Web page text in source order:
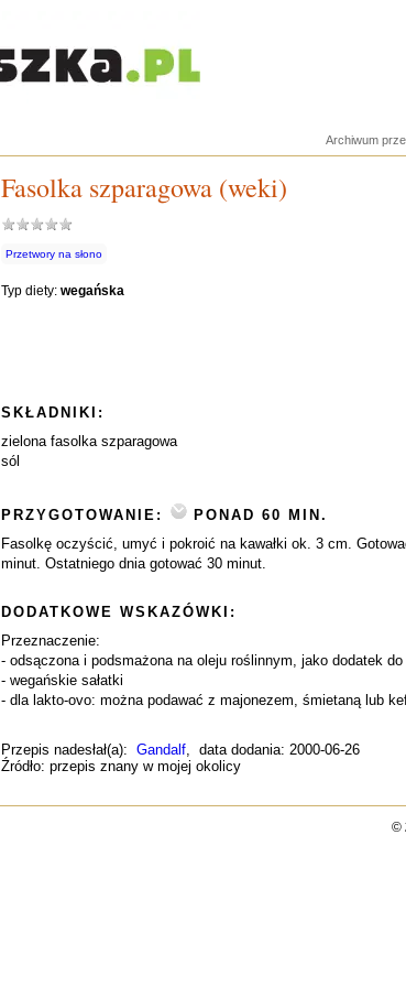
Archiwum
Fasolka szparagowa (weki)
Przetwory na słono
Typ diety: wegańska
SKŁADNIKI:
zielona fasolka szparagowa
sól
PRZYGOTOWANIE:
PONAD 60 MIN.
Fasolkę oczyścić, umyć i pokroić na kawałki ok. 3 cm.
minut. Ostatniego dnia gotować 30 minut.
DODATKOWE WSKAZÓWKI:
Przeznaczenie:
- odsączona i podsmażona na oleju roślinnym, jako dodatek
- wegańskie sałatki
- dla lakto-ovo: można podawać z majonezem, śmietaną lub
Przepis nadesłał(a): Gandalf, data dodania: 2000-06-26
Źródło: przepis znany w mojej okolicy
©